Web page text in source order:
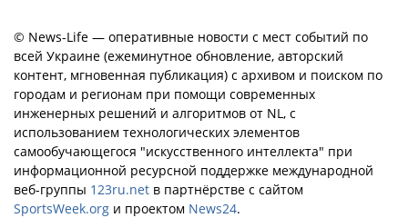
© News-Life — оперативные новости с мест событий по
всей Украине (ежеминутное обновление, авторский
контент, мгновенная публикация) с архивом и поиском по
городам и регионам при помощи современных
инженерных решений и алгоритмов от NL, с
использованием технологических элементов
самообучающегося "искусственного интеллекта" при
информационной ресурсной поддержке международной
веб-группы 123ru.net в партнёрстве с сайтом
SportsWeek.org и проектом News24.